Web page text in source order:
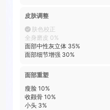
皮肤调整
肤色校正
全身磨皮 0%
面部中性灰立体 35%
面部细节增强 30%
面部重塑
瘦脸 10%
收颧骨 10%
小头 3%